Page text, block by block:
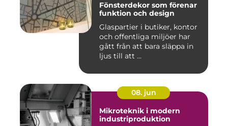
Fönsterdekor som förenar
funktion och design
Glaspartier i butiker, kontor
och offentliga miljöer har
gått från att bara släppa in
ljus till att ...
08. jun
Mikroteknik i modern
industriproduktion